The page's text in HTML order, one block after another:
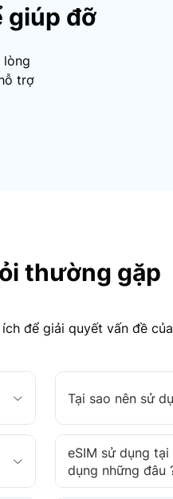
giúp đỡ
lòng
trợ
thường gặp
để giải quyết vấn đề
Tại sao nên sử
eSIM sử dụng
dụng những đâu